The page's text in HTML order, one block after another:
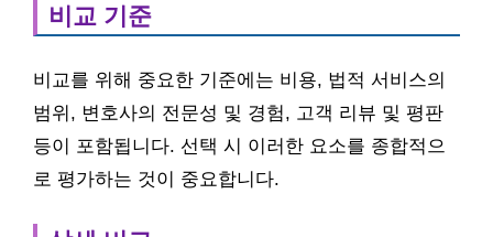
비교 기준
비교를 위해 중요한 기준에는 비용, 법적 서비스의
범위, 변호사의 전문성 및 경험, 고객 리뷰 및 평판
등이 포함됩니다. 선택 시 이러한 요소를 종합적으
로 평가하는 것이 중요합니다.